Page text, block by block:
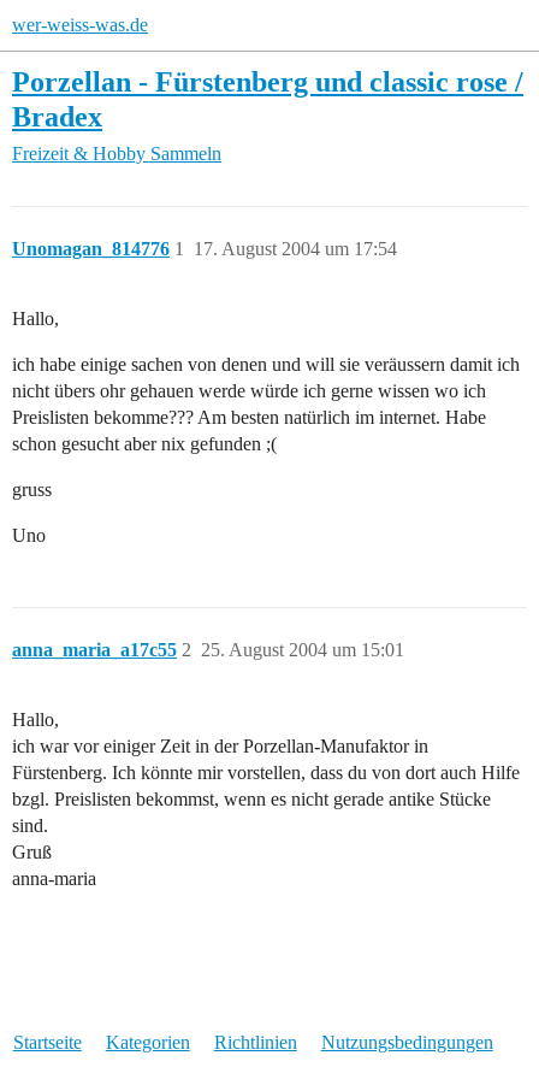
wer-weiss-was.de
Porzellan - Fürstenberg und classic rose /
Bradex
Freizeit & Hobby Sammeln
Unomagan_814776 17. August 2004 um 17:54
1
Hallo,
ich habe einige sachen von denen und will sie veräussern damit ich
nicht übers ohr gehauen werde würde ich gerne wissen wo ich
Preislisten bekomme??? Am besten natürlich im internet. Habe
schon gesucht aber nix gefunden ;(
gruss
Uno
anna_maria_a17c55 25. August 2004 um 15:01
2
Hallo,
ich war vor einiger Zeit in der Porzellan-Manufaktor in
Fürstenberg. Ich könnte mir vorstellen, dass du von dort auch Hilfe
bzgl. Preislisten bekommst, wenn es nicht gerade antike Stücke
sind.
Gruß
anna-maria
Startseite Kategorien Richtlinien Nutzungsbedingungen